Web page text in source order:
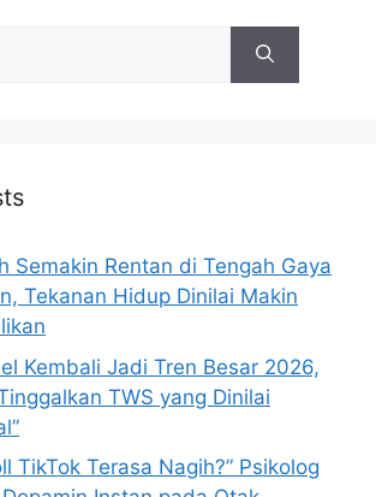
Semakin Rentan di Tengah Gaya
Tekanan Hidup Dinilai Makin
Kembali Jadi Tren Besar 2026,
TWS yang Dinilai
TikTok Terasa Nagih?” Psikolog